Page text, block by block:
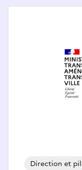
Direction et